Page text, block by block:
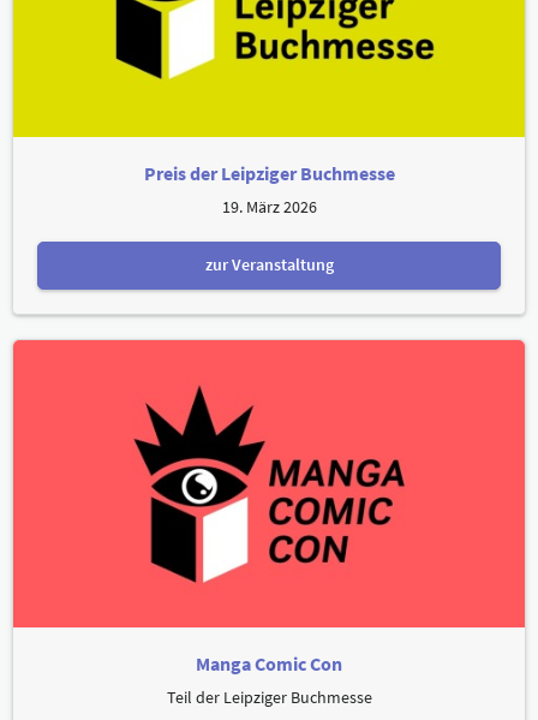
Preis der Leipziger Buchmesse
19. März 2026
zur Veranstaltung
Manga Comic Con
Teil der Leipziger Buchmesse